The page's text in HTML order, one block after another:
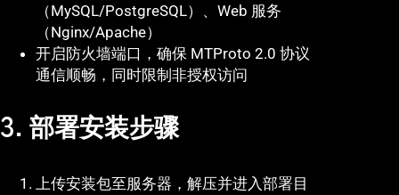
（MySQL/PostgreSQL）、Web 服务
（Nginx/Apache）
开启防火墙端口，确保 MTProto 2.0 协议
通信顺畅，同时限制非授权访问
3. 部署安装步骤
上传安装包至服务器，解压并进入部署目